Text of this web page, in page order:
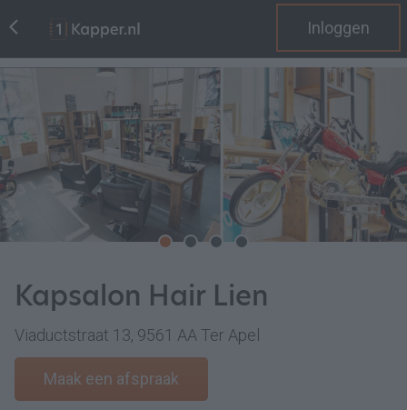
Inloggen
Kapsalon Hair Lien
Viaductstraat 13, 9561 AA Ter Apel
Maak een afspraak